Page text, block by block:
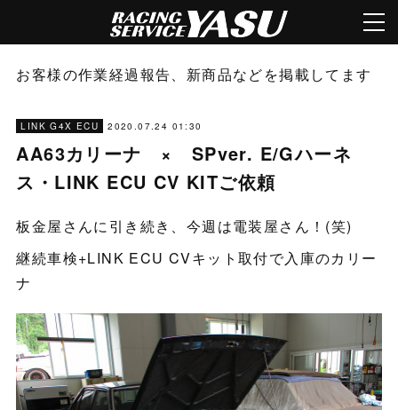
お客様の作業経過報告、新商品などを掲載してます
LINK G4X ECU 2020.07.24 01:30
AA63カリーナ × SPver. E/Gハーネ
ス・LINK ECU CV KITご依頼
板金屋さんに引き続き、今週は電装屋さん！(笑)
継続車検+LINK ECU CVキット取付で入庫のカリー
ナ